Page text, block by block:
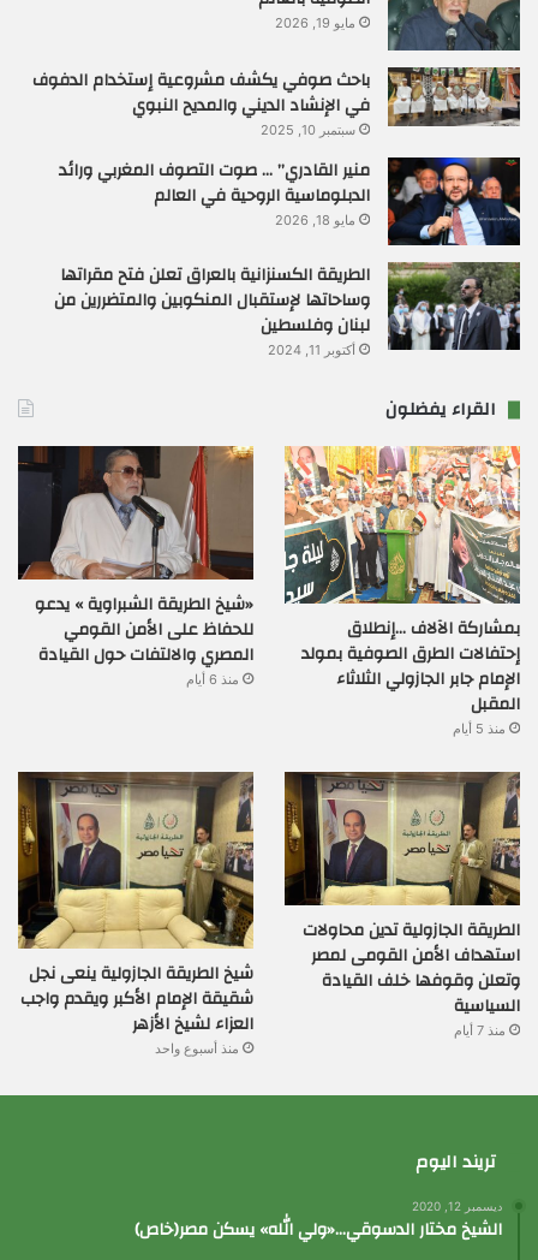
مايو 19, 2026
باحث صوفي يكشف مشروعية إستخدام الدفوف
في الإنشاد الديني والمديح النبوي
سبتمبر 10, 2025
منير القادري” … صوت التصوف المغربي ورائد
الدبلوماسية الروحية في العالم
مايو 18, 2026
الطريقة الكسنزانية بالعراق تعلن فتح مقراتها
وساحاتها لإستقبال المنكوبين والمتضررين من
لبنان وفلسطين
أكتوبر 11, 2024
القراء يفضلون
بمشاركة الآلاف …إنطلاق
إحتفالات الطرق الصوفية بمولد
الإمام جابر الجازولي الثلاثاء
المقبل
منذ 5 أيام
«شيخ الطريقة الشبراوية » يدعو
للحفاظ على الأمن القومي
المصري والالتفات حول القيادة
منذ 6 أيام
الطريقة الجازولية تدين محاولات
استهداف الأمن القومى لمصر
وتعلن وقوفها خلف القيادة
السياسية
منذ 7 أيام
شيخ الطريقة الجازولية ينعى نجل
شقيقة الإمام الأكبر ويقدم واجب
العزاء لشيخ الأزهر
منذ أسبوع واحد
تريند اليوم
ديسمبر 12, 2020
الشيخ مختار الدسوقي…«ولي الله» يسكن مصر(خاص)